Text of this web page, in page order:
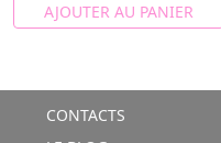
AJOUTER AU PANIER
CONTACTS